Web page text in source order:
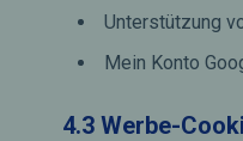
Unterstützung
Mein Konto
4.3 Werbe-